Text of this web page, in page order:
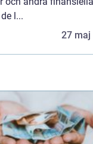
l...
27 maj